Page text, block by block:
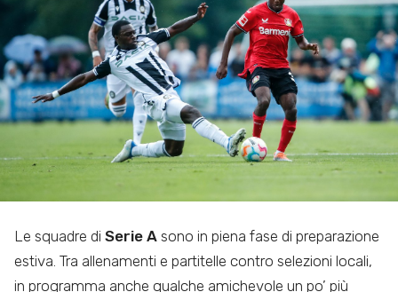
Le squadre di Serie A sono in piena fase di preparazione
estiva. Tra allenamenti e partitelle contro selezioni locali,
in programma anche qualche amichevole un po’ più